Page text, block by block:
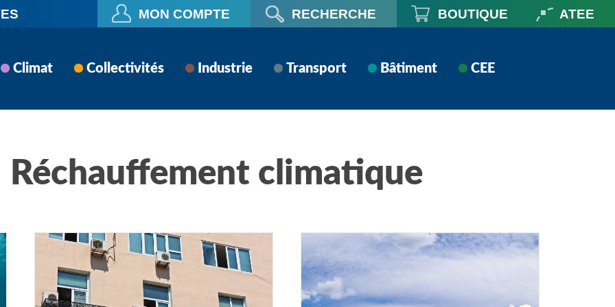
MON COMPTE RECHERCHE BOUTIQUE ATEE
Climat Collectivités Industrie Transport Bâtiment CEE
réchauffement climatique